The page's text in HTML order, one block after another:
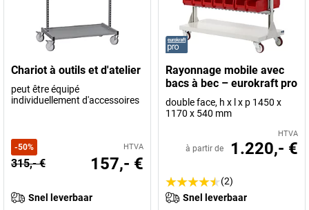
Chariot à outils et d'atelier
peut être équipé
individuellement d'accessoires
-50% HTVA
315,- € 157,- €
Snel leverbaar
Rayonnage mobile avec
bacs à bec – eurokraft pro
double face, h x l x p 1450 x
1170 x 540 mm
HTVA
à partir de 1.220,- €
(2)
Snel leverbaar